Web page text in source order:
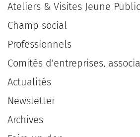
Ateliers & Visites Jeune Public
Champ social
Professionnels
Comités d'entreprises,
Actualités
Newsletter
Archives